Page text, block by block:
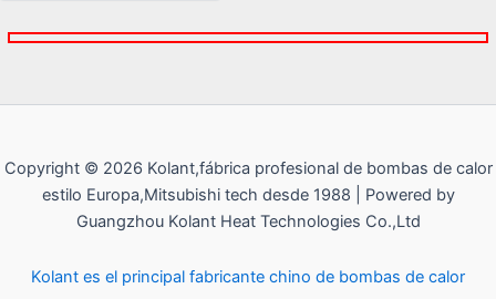
Copyright © 2026 Kolant,fábrica profesional de bombas de calor
estilo Europa,Mitsubishi tech desde 1988 | Powered by
Guangzhou Kolant Heat Technologies Co.,Ltd
Kolant es el principal fabricante chino de bombas de calor